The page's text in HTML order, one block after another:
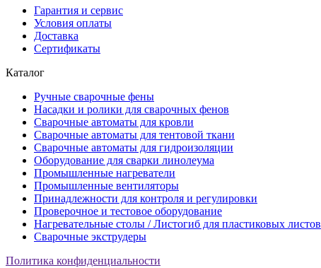
Гарантия и сервис
Условия оплаты
Доставка
Сертификаты
Каталог
Ручные сварочные фены
Насадки и ролики для сварочных фенов
Сварочные автоматы для кровли
Сварочные автоматы для тентовой ткани
Сварочные автоматы для гидроизоляции
Оборудование для сварки линолеума
Промышленные нагреватели
Промышленные вентиляторы
Принадлежности для контроля и регулировки
Проверочное и тестовое оборудование
Нагревательные столы / Листогиб для пластиковых листов
Сварочные экструдеры
Политика конфиденциальности